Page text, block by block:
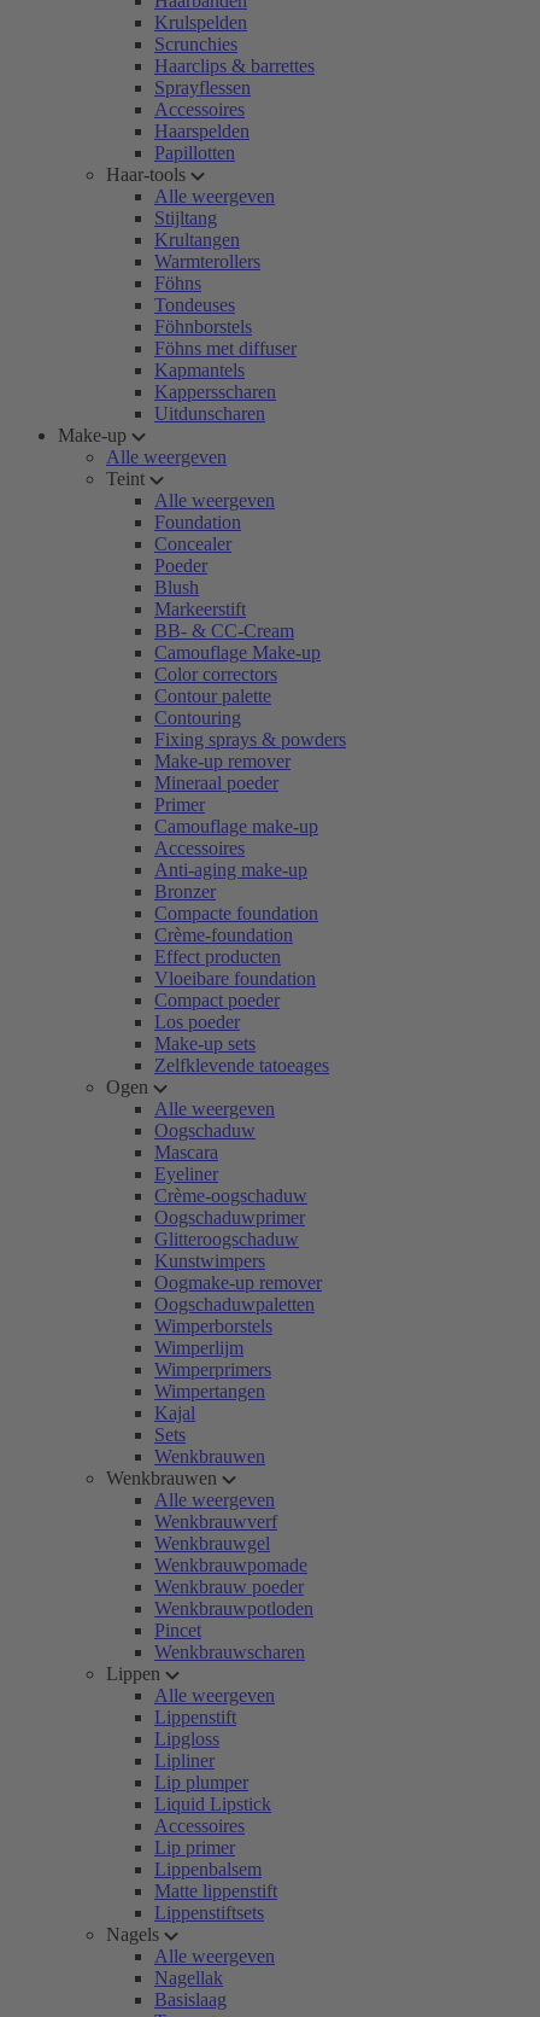
Krulspelden
Scrunchies
Haarclips & barrettes
Sprayflessen
Accessoires
Haarspelden
Papillotten
Haar-tools
Alle weergeven
Stijltang
Krultangen
Warmterollers
Föhns
Tondeuses
Föhnborstels
Föhns met diffuser
Kapmantels
Kappersscharen
Uitdunscharen
Make-up
Alle weergeven
Teint
Alle weergeven
Foundation
Concealer
Poeder
Blush
Markeerstift
BB- & CC-Cream
Camouflage Make-up
Color correctors
Contour palette
Contouring
Fixing sprays & powders
Make-up remover
Mineraal poeder
Primer
Camouflage make-up
Accessoires
Anti-aging make-up
Bronzer
Compacte foundation
Crème-foundation
Effect producten
Vloeibare foundation
Compact poeder
Los poeder
Make-up sets
Zelfklevende tatoeages
Ogen
Alle weergeven
Oogschaduw
Mascara
Eyeliner
Crème-oogschaduw
Oogschaduwprimer
Glitteroogschaduw
Kunstwimpers
Oogmake-up remover
Oogschaduwpaletten
Wimperborstels
Wimperlijm
Wimperprimers
Wimpertangen
Kajal
Sets
Wenkbrauwen
Wenkbrauwen
Alle weergeven
Wenkbrauwverf
Wenkbrauwgel
Wenkbrauwpomade
Wenkbrauw poeder
Wenkbrauwpotloden
Pincet
Wenkbrauwscharen
Lippen
Alle weergeven
Lippenstift
Lipgloss
Lipliner
Lip plumper
Liquid Lipstick
Accessoires
Lip primer
Lippenbalsem
Matte lippenstift
Lippenstiftsets
Nagels
Alle weergeven
Nagellak
Basislaag